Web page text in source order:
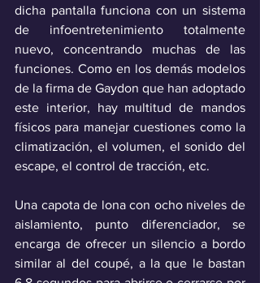
dicha pantalla funciona con un sistema
de infoentretenimiento totalmente
nuevo, concentrando muchas de las
funciones. Como en los demás modelos
de la firma de Gaydon que han adoptado
este interior, hay multitud de mandos
físicos para manejar cuestiones como la
climatización, el volumen, el sonido del
escape, el control de tracción, etc.
Una capota de lona con ocho niveles de
aislamiento, punto diferenciador, se
encarga de ofrecer un silencio a bordo
similar al del coupé, a la que le bastan